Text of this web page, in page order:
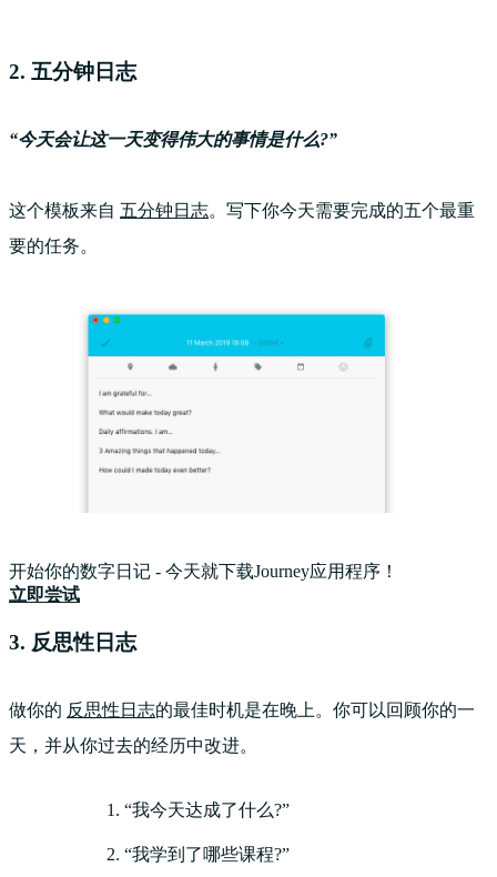
2. 五分钟日志
“今天会让这一天变得伟大的事情是什么?”
这个模板来自 五分钟日志。写下你今天需要完成的五个最重
要的任务。
开始你的数字日记 - 今天就下载Journey应用程序！
立即尝试
3. 反思性日志
做你的 反思性日志的最佳时机是在晚上。你可以回顾你的一
天，并从你过去的经历中改进。
“我今天达成了什么?”
“我学到了哪些课程?”